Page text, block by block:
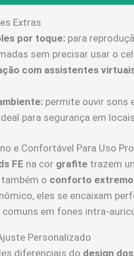
Extras
por toque: para
sem precisar usar o
com assistentes
permite ouvir sons
para segurança em
e Confortável Para Uso
FE na cor grafite trazem
o conforto extremo
eles se encaixam
em fones intra-
Personalizado
diferenciais do design